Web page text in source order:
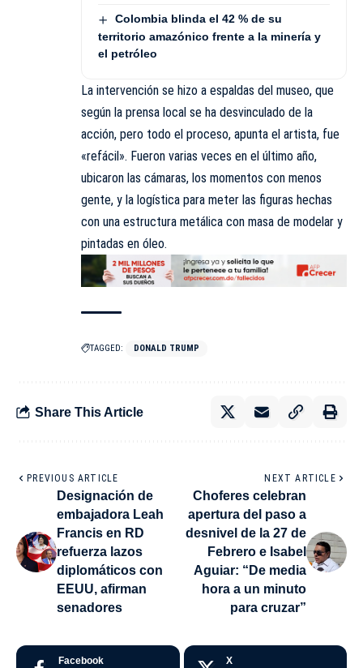
Colombia blinda el 42 % de su
territorio amazónico frente a la minería y
el petróleo
La intervención se hizo a espaldas del museo, que
según la prensa local se ha desvinculado de la
acción, pero todo el proceso, apunta el artista, fue
«refácil». Fueron varias veces en el último año,
ubicaron las cámaras, los momentos con menos
gente, y la logística para meter las figuras hechas
con una estructura metálica con masa de modelar y
pintadas en óleo.
TAGGED: DONALD TRUMP
Share This Article
PREVIOUS ARTICLE
Designación de
embajadora Leah
Francis en RD
refuerza lazos
diplomáticos con
EEUU, afirman
senadores
NEXT ARTICLE
Choferes celebran
apertura del paso a
desnivel de la 27 de
Febrero e Isabel
Aguiar: “De media
hora a un minuto
para cruzar”
Facebook X